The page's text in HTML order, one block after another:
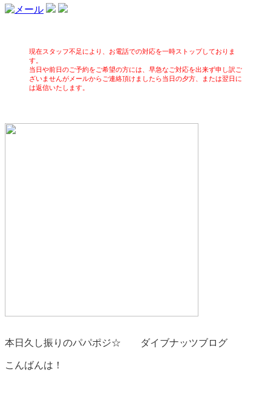
現在スタッフ不足により、お電話での対応を一時ストップしておりま
す。
当日や前日のご予約をご希望の方には、早急なご対応を出来ず申し訳ご
ざいませんがメールからご連絡頂けましたら当日の夕方、または翌日に
は返信いたします。
本日久し振りのパパポジ☆ ダイブナッツブログ
こんばんは！